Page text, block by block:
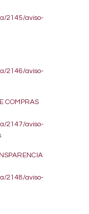
2145/aviso-
2146/aviso-
COMPRAS
2147/aviso-
2148/aviso-